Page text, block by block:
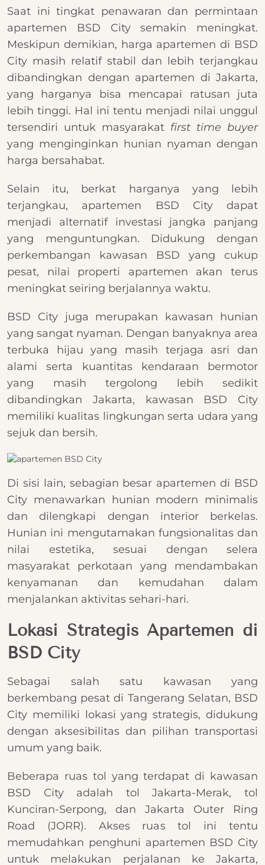
Saat ini tingkat penawaran dan permintaan
apartemen BSD City semakin meningkat.
Meskipun demikian, harga apartemen di BSD
City masih relatif stabil dan lebih terjangkau
dibandingkan dengan apartemen di Jakarta,
yang harganya bisa mencapai ratusan juta
lebih tinggi. Hal ini tentu menjadi nilai unggul
tersendiri untuk masyarakat first time buyer
yang menginginkan hunian nyaman dengan
harga bersahabat.
Selain itu, berkat harganya yang lebih
terjangkau, apartemen BSD City dapat
menjadi alternatif investasi jangka panjang
yang menguntungkan. Didukung dengan
perkembangan kawasan BSD yang cukup
pesat, nilai properti apartemen akan terus
meningkat seiring berjalannya waktu.
BSD City juga merupakan kawasan hunian
yang sangat nyaman. Dengan banyaknya area
terbuka hijau yang masih terjaga asri dan
alami serta kuantitas kendaraan bermotor
yang masih tergolong lebih sedikit
dibandingkan Jakarta, kawasan BSD City
memiliki kualitas lingkungan serta udara yang
sejuk dan bersih.
Di sisi lain, sebagian besar apartemen di BSD
City menawarkan hunian modern minimalis
dan dilengkapi dengan interior berkelas.
Hunian ini mengutamakan fungsionalitas dan
nilai estetika, sesuai dengan selera
masyarakat perkotaan yang mendambakan
kenyamanan dan kemudahan dalam
menjalankan aktivitas sehari-hari.
Lokasi Strategis Apartemen di
BSD City
Sebagai salah satu kawasan yang
berkembang pesat di Tangerang Selatan, BSD
City memiliki lokasi yang strategis, didukung
dengan aksesibilitas dan pilihan transportasi
umum yang baik.
Beberapa ruas tol yang terdapat di kawasan
BSD City adalah tol Jakarta-Merak, tol
Kunciran-Serpong, dan Jakarta Outer Ring
Road (JORR). Akses ruas tol ini tentu
memudahkan penghuni apartemen BSD City
untuk melakukan perjalanan ke Jakarta,